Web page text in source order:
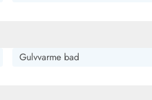
Gulvvarme bad